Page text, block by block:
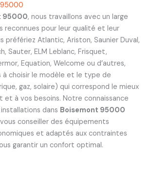
95000, nous travaillons avec un large
reconnues pour leur qualité et leur
préfériez Atlantic, Ariston, Saunier Duval,
Sauter, ELM Leblanc, Frisquet,
Equation, Welcome ou d’autres,
à choisir le modèle et le type de
gaz, solaire) qui correspond le mieux
à vos besoins. Notre connaissance
dans Boisemont 95000
conseiller des équipements
et adaptés aux contraintes
garantir un confort optimal.